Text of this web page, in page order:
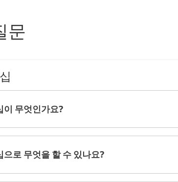
문
이 무엇인가요?
으로 무엇을 할 수 있나요?